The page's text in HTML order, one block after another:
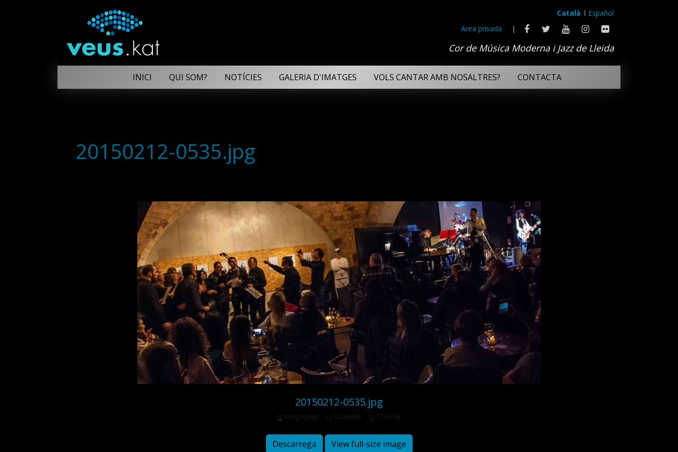
Català
Español
Area privada
|
Cor de Música Moderna i Jazz de Lleida
INICI QUI SOM? NOTÍCIES GALERIA D'IMATGES VOLS CANTAR AMB NOSALTRES? CONTACTA
20150212-0535.jpg
20150212-0535.jpg
image/jpeg 1024x464 123.6 KB
Descarrega View full-size image